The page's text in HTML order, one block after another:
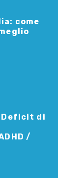
come
Deficit di
/